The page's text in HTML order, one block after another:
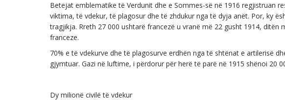
Betejat emblematike të Verdunit dhe e Sommes-së në 1916 regjistruan
viktima, të vdekur, të plagosur dhe të zhdukur nga të dyja anët. Por, ky
tragjikja. Rreth 27 000 ushtarë francezë u vranë më 22 gusht 1914, ditën
franceze.
70% e të vdekurve dhe të plagosurve erdhën nga të shtënat e artilerisë
gjymtuar. Gazi në luftime, i përdorur për herë të parë në 1915 shënoi 20
Dy milionë civilë të vdekur